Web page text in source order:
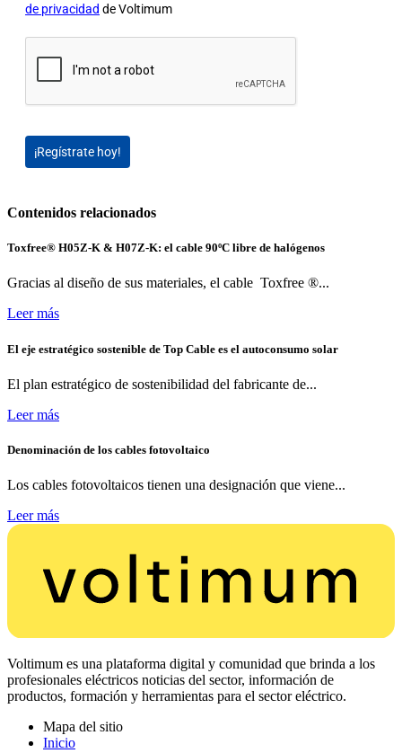
de privacidad de Voltimum
¡Regístrate hoy!
Contenidos relacionados
Toxfree® H05Z-K & H07Z-K: el cable 90ºC libre de halógenos
Gracias al diseño de sus materiales, el cable Toxfree ®...
Leer más
El eje estratégico sostenible de Top Cable es el autoconsumo solar
El plan estratégico de sostenibilidad del fabricante de...
Leer más
Denominación de los cables fotovoltaico
Los cables fotovoltaicos tienen una designación que viene...
Leer más
Voltimum es una plataforma digital y comunidad que brinda a los
profesionales eléctricos noticias del sector, información de
productos, formación y herramientas para el sector eléctrico.
Mapa del sitio
Inicio